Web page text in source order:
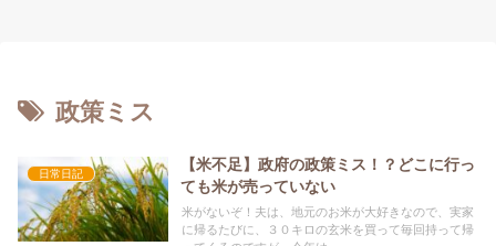
政策ミス
日常日記
【米不足】政府の政策ミス！？どこに行っ
ても米が売っていない
米がないぞ！夫は、地元のお米が大好きなので、実家
に帰るたびに、３０キロの玄米を買って毎回持って帰